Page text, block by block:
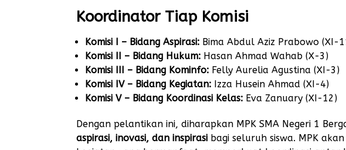
Koordinator Tiap Komisi
Komisi I – Bidang Aspirasi: Bima Abdul Aziz Prabowo (XI-
Komisi II – Bidang Hukum: Hasan Ahmad Wahab (X-3)
Komisi III – Bidang Kominfo: Felly Aurelia Agustina (XI-3)
Komisi IV – Bidang Kegiatan: Izza Husein Ahmad (XI-4)
Komisi V – Bidang Koordinasi Kelas: Eva Zanuary (XI-12)
Dengan pelantikan ini, diharapkan MPK SMA Negeri 1
aspirasi, inovasi, dan inspirasi bagi seluruh siswa. MPK